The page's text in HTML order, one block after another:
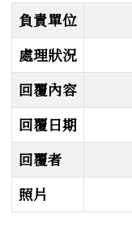
處理狀況
負責單位
處理狀況
回覆內容
回覆日期
回覆者
照片